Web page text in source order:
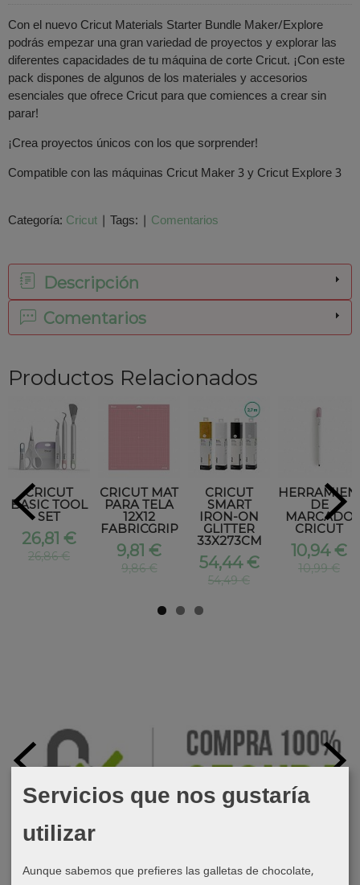
Con el nuevo Cricut Materials Starter Bundle Maker/Explore
podrás empezar una gran variedad de proyectos y explorar las
diferentes capacidades de tu máquina de corte Cricut. ¡Con este
pack dispones de algunos de los materiales y accesorios
esenciales que ofrece Cricut para que comiences a crear sin
parar!
¡Crea proyectos únicos con los que sorprender!
Compatible con las máquinas Cricut Maker 3 y Cricut Explore 3
Categoría: Cricut | Tags: | Comentarios
Descripción
Comentarios
Productos Relacionados
CRICUT
BASIC TOOL
SET
26,81 €
26,86 €
CRICUT MAT
PARA TELA
12X12
FABRICGRIP
9,81 €
9,86 €
CRICUT
SMART
IRON-ON
GLITTER
33X273CM
54,44 €
54,49 €
DE
MARCADO
CRICUT
10,94 €
10,99 €
Servicios que nos gustaría
utilizar
Aunque sabemos que prefieres las galletas de chocolate,